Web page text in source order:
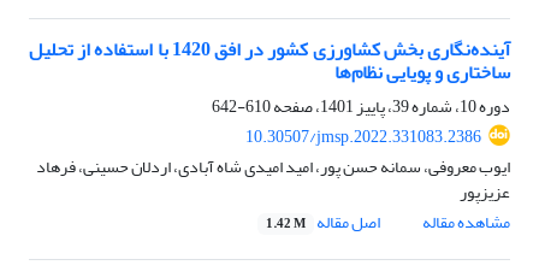
آینده‏نگاری بخش کشاورزی کشور در افق 1420 با استفاده از تحلیل
ساختاری و پویایی نظام‏ها
دوره 10، شماره 39، پاییز 1401، صفحه
610-642
10.30507/jmsp.2022.331083.2386
ایوب معروفی، سمانه حسن پور، امید امیدی شاه آبادی، اردلان حسینی، فرهاد
عزیزپور
مشاهده مقاله
اصل مقاله 1.42 M